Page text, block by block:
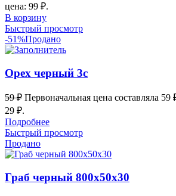
цена: 99 ₽.
В корзину
Быстрый просмотр
-51%Продано
Орех черный 3с
59₽ Первоначальная цена составляла 59
29 ₽.
Подробнее
Быстрый просмотр
Продано
Граб черный 800х50х30